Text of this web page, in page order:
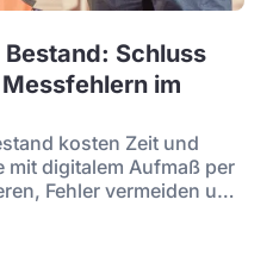
Schluss
im
kosten Zeit und
mit digitalem Aufmaß per
Fehler vermeiden und